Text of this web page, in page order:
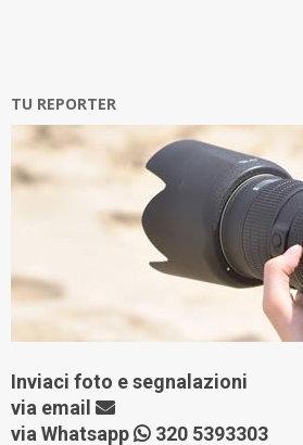
TU REPORTER
Inviaci foto e segnalazioni
via email
via Whatsapp
320 5393303